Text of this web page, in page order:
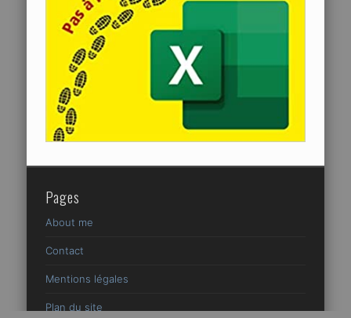
Pages
About me
Contact
Mentions légales
Plan du site